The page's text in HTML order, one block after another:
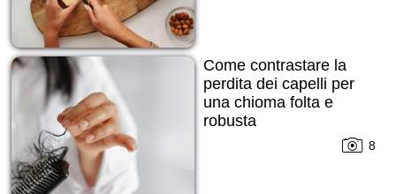
Come contrastare la
perdita dei capelli per
una chioma folta e
robusta
8